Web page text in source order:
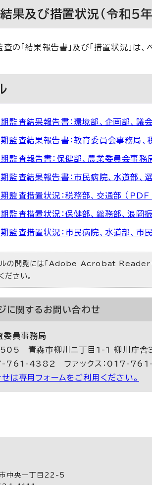
果及び措置状況（令和5年
の「結果報告書」及び「措置状況」は
監査結果報告書：環境部、企画部、
監査結果報告書：教育委員会事務局
監査報告書：保健部、農業委員会事
監査結果報告書：市民病院、水道部
監査措置状況：税務部、交通部 （
監査措置状況：保健部、総務部、浪
監査措置状況：市民病院、水道部、市
ルの閲覧には「Adobe Acrobat Reader（
ださい。
に関する お問い合わせ
委員事務局
青森市柳川ニ丁目1-1 柳川庁舎
761-4382 ファックス：017-
は専用フォームをご利用ください。
央一丁目22-5